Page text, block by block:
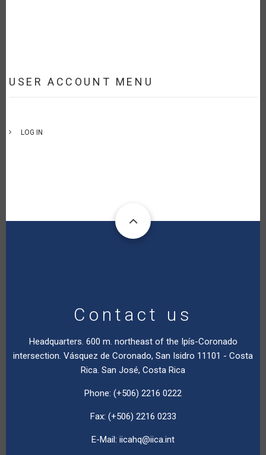
USER ACCOUNT MENU
LOG IN
Contact us
Headquarters. 600 m. northeast of the Ipís-Coronado
intersection. Vásquez de Coronado, San Isidro 11101 - Costa
Rica. San José, Costa Rica
Phone: (+506) 2216 0222
Fax: (+506) 2216 0233
E-Mail: iicahq@iica.int